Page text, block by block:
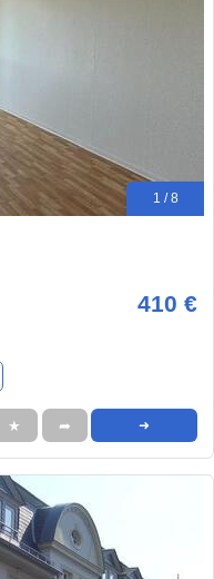
1 / 8
410 €
★ ➦ ➜